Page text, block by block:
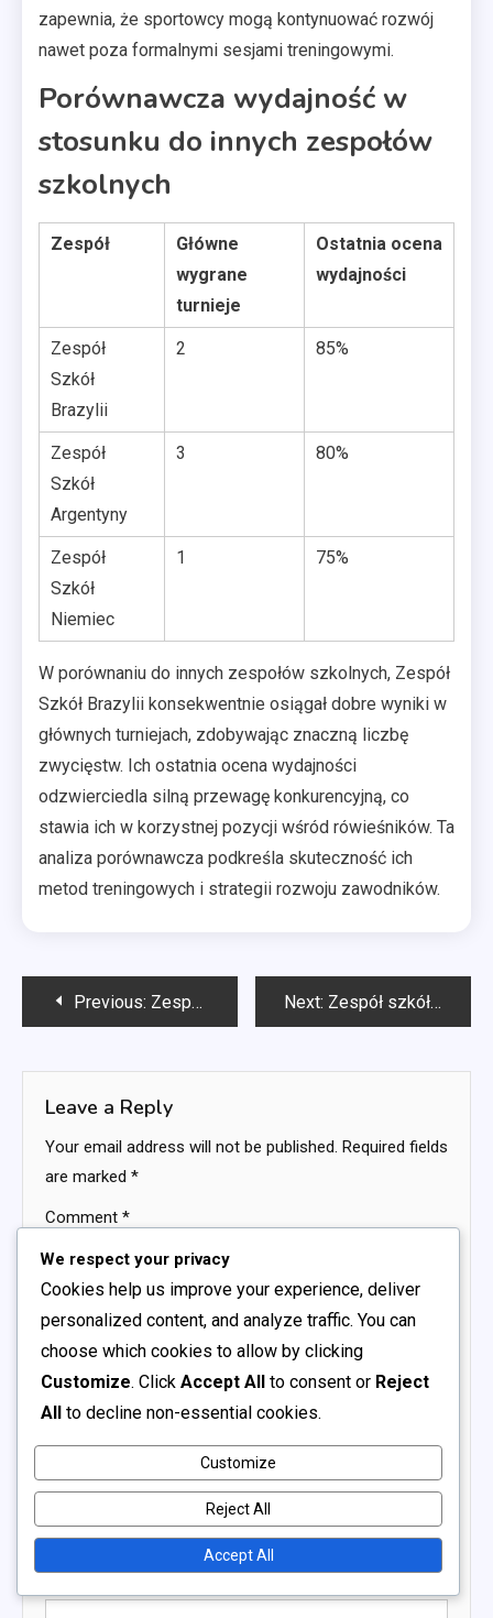
zapewnia, że sportowcy mogą kontynuować rozwój
nawet poza formalnymi sesjami treningowymi.
Porównawcza wydajność w
stosunku do innych zespołów
szkolnych
Zespół
Główne
wygrane
turnieje
Ostatnia ocena
wydajności
Zespół
Szkół
Brazylii
2 85%
Zespół
Szkół
Argentyny
3 80%
Zespół
Szkół
Niemiec
1 75%
W porównaniu do innych zespołów szkolnych, Zespół
Szkół Brazylii konsekwentnie osiągał dobre wyniki w
głównych turniejach, zdobywając znaczną liczbę
zwycięstw. Ich ostatnia ocena wydajności
odzwierciedla silną przewagę konkurencyjną, co
stawia ich w korzystnej pozycji wśród rówieśników. Ta
analiza porównawcza podkreśla skuteczność ich
metod treningowych i strategii rozwoju zawodników.
PostPrevious: Zespół Szkół Niemiec: Mocne strony taktyczne, Ostatnie mecze, Wkład graczy Next: Zespół szkół w Argentynie: Osiągnięcia historyczne, Dziedzictwo graczy, Ewolucja taktyczna
Leave a Reply
Your email address will not be published. Required fields
are marked *
Comment *
Name*
We respect your privacy
Cookies help us improve your experience, deliver
personalized content, and analyze traffic. You can
choose which cookies to allow by clicking
Customize. Click Accept All to consent or Reject
All to decline non-essential cookies.
Customize
Reject All
Accept All